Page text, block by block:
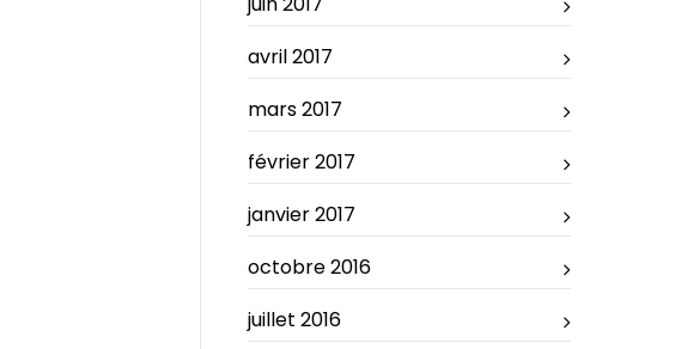
avril 2017
mars 2017
février 2017
janvier 2017
octobre 2016
juillet 2016